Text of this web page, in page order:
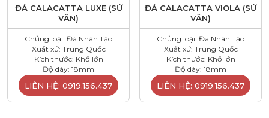
ĐÁ CALACATTA LUXE (SỨ
VÂN)
Chủng loại: Đá Nhân Tạo
Xuất xứ: Trung Quốc
Kích thước: Khổ lớn
Độ dày: 18mm
LIÊN HỆ: 0919.156.437
ĐÁ CALACATTA VIOLA (SỨ
VÂN)
Chủng loại: Đá Nhân Tạo
Xuất xứ: Trung Quốc
Kích thước: Khổ lớn
Độ dày: 18mm
LIÊN HỆ: 0919.156.437